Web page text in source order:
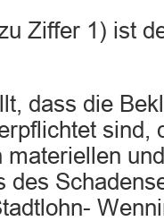
Ziffer 1) ist
dass die
sind,
materiellen
des